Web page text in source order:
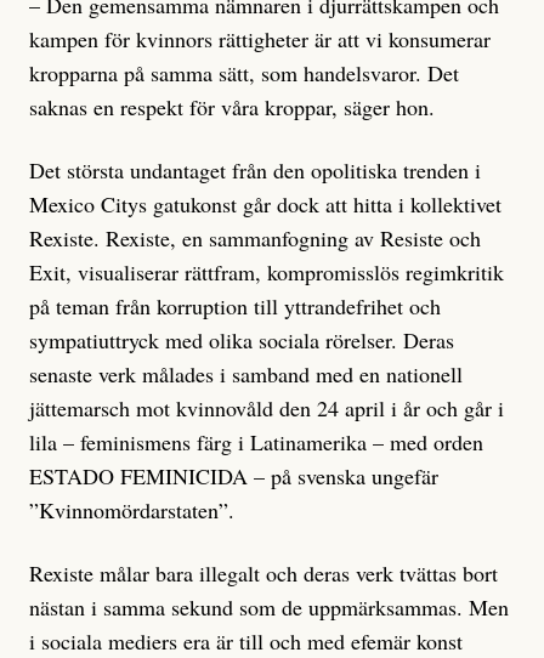
kampen för kvinnors rättigheter är att vi konsumerar
kropparna på samma sätt, som handelsvaror. Det
saknas en respekt för våra kroppar, säger hon.
Det största undantaget från den opolitiska trenden i
Mexico Citys gatukonst går dock att hitta i kollektivet
Rexiste. Rexiste, en sammanfogning av Resiste och
Exit, visualiserar rättfram, kompromisslös regimkritik
på teman från korruption till yttrandefrihet och
sympatiuttryck med olika sociala rörelser. Deras
senaste verk målades i samband med en nationell
jättemarsch mot kvinnovåld den 24 april i år och går i
lila – feminismens färg i Latinamerika – med orden
ESTADO FEMINICIDA – på svenska ungefär
”Kvinnomördarstaten”.
Rexiste målar bara illegalt och deras verk tvättas bort
nästan i samma sekund som de uppmärksammas. Men
i sociala mediers era är till och med efemär konst